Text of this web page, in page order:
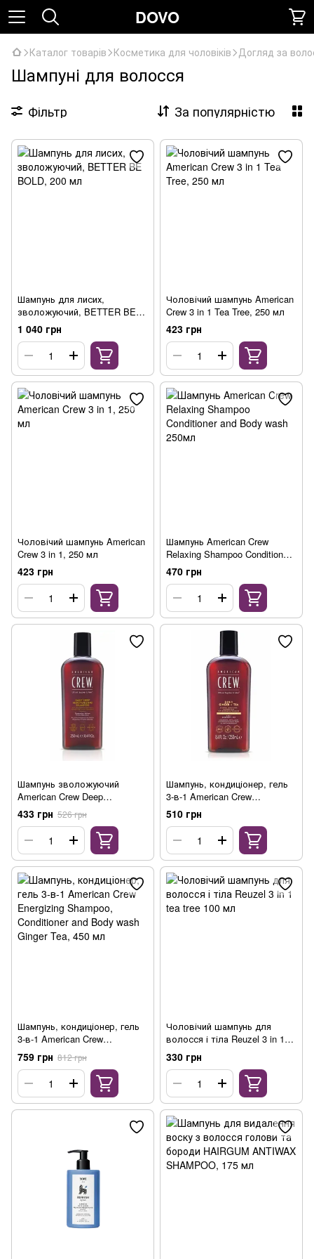
DOVO
Каталог товарів Косметика для чоловіків Догляд за
Шампуні для волосся
Фільтр За популярністю
Шампунь для лисих,
зволожуючий, BETTER BE
BOLD, 200 мл
1 040 грн
Чоловічий шампунь American
Crew 3 in 1 Tea Tree, 250 мл
423 грн
Чоловічий шампунь American
Crew 3 in 1, 250 мл
423 грн
Шампунь American Crew
Relaxing Shampoo Conditioner
and Body wash 250мл
470 грн
Шампунь зволожуючий
American Crew Deep
Moisturizing Shampoo, 250 мл
433 грн 526 грн
Шампунь, кондиціонер, гель
3-в-1 American Crew
Energizing Shampoo,
Conditioner and Body wash
Ginger Tea, 250мл
510 грн
Шампунь, кондиціонер, гель
3-в-1 American Crew
Energizing Shampoo,
Conditioner and Body wash
Ginger Tea, 450 мл
759 грн 812 грн
Чоловічий шампунь для
волосся і тіла Reuzel 3 in 1
tea tree 100 мл
330 грн